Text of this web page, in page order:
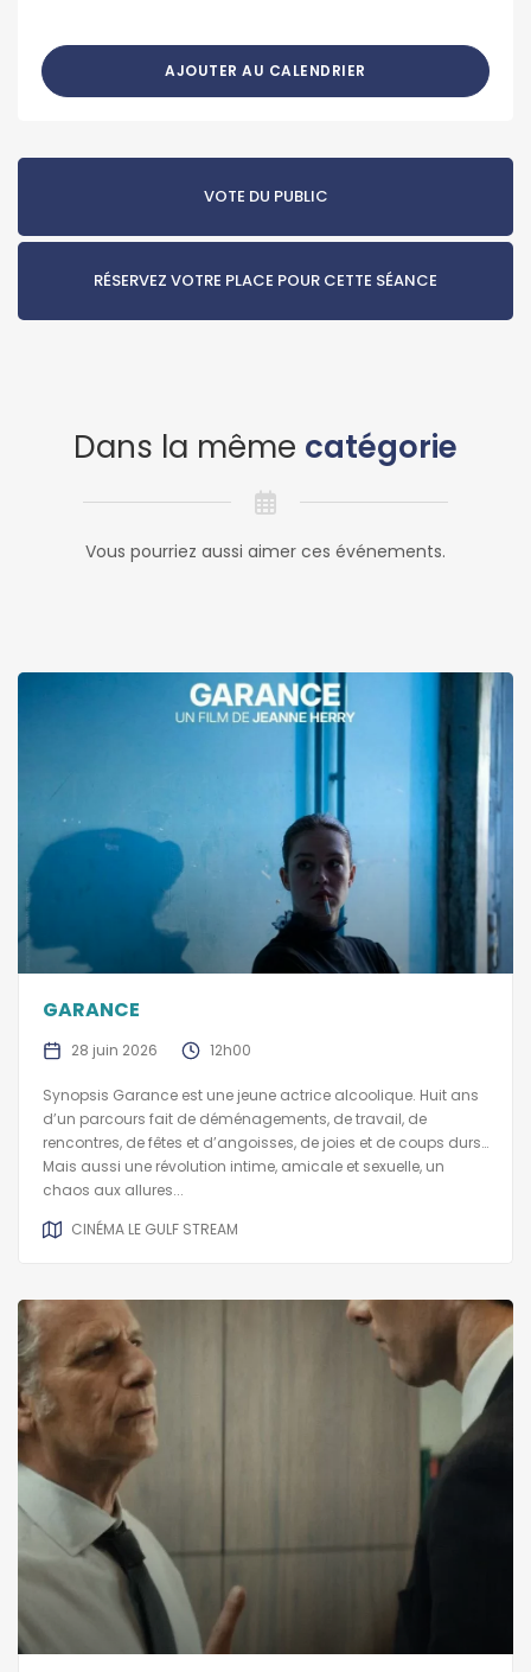
AJOUTER AU CALENDRIER
VOTE DU PUBLIC
RÉSERVEZ VOTRE PLACE POUR CETTE SÉANCE
Dans la même catégorie
Vous pourriez aussi aimer ces événements.
GARANCE
28 juin 2026 12h00
Synopsis Garance est une jeune actrice alcoolique. Huit ans
d’un parcours fait de déménagements, de travail, de
rencontres, de fêtes et d’angoisses, de joies et de coups durs…
Mais aussi une révolution intime, amicale et sexuelle, un
chaos aux allures...
CINÉMA LE GULF STREAM